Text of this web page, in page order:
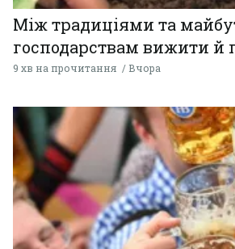
Між традиціями та
господарствам вижити й
9 хв на прочитання Вчора